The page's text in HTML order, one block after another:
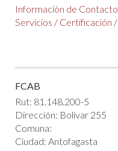
Información de Contacto
Servicios / Certificación /
FCAB
Rut: 81.148.200-5
Dirección: Bolívar 255
Comuna:
Ciudad: Antofagasta